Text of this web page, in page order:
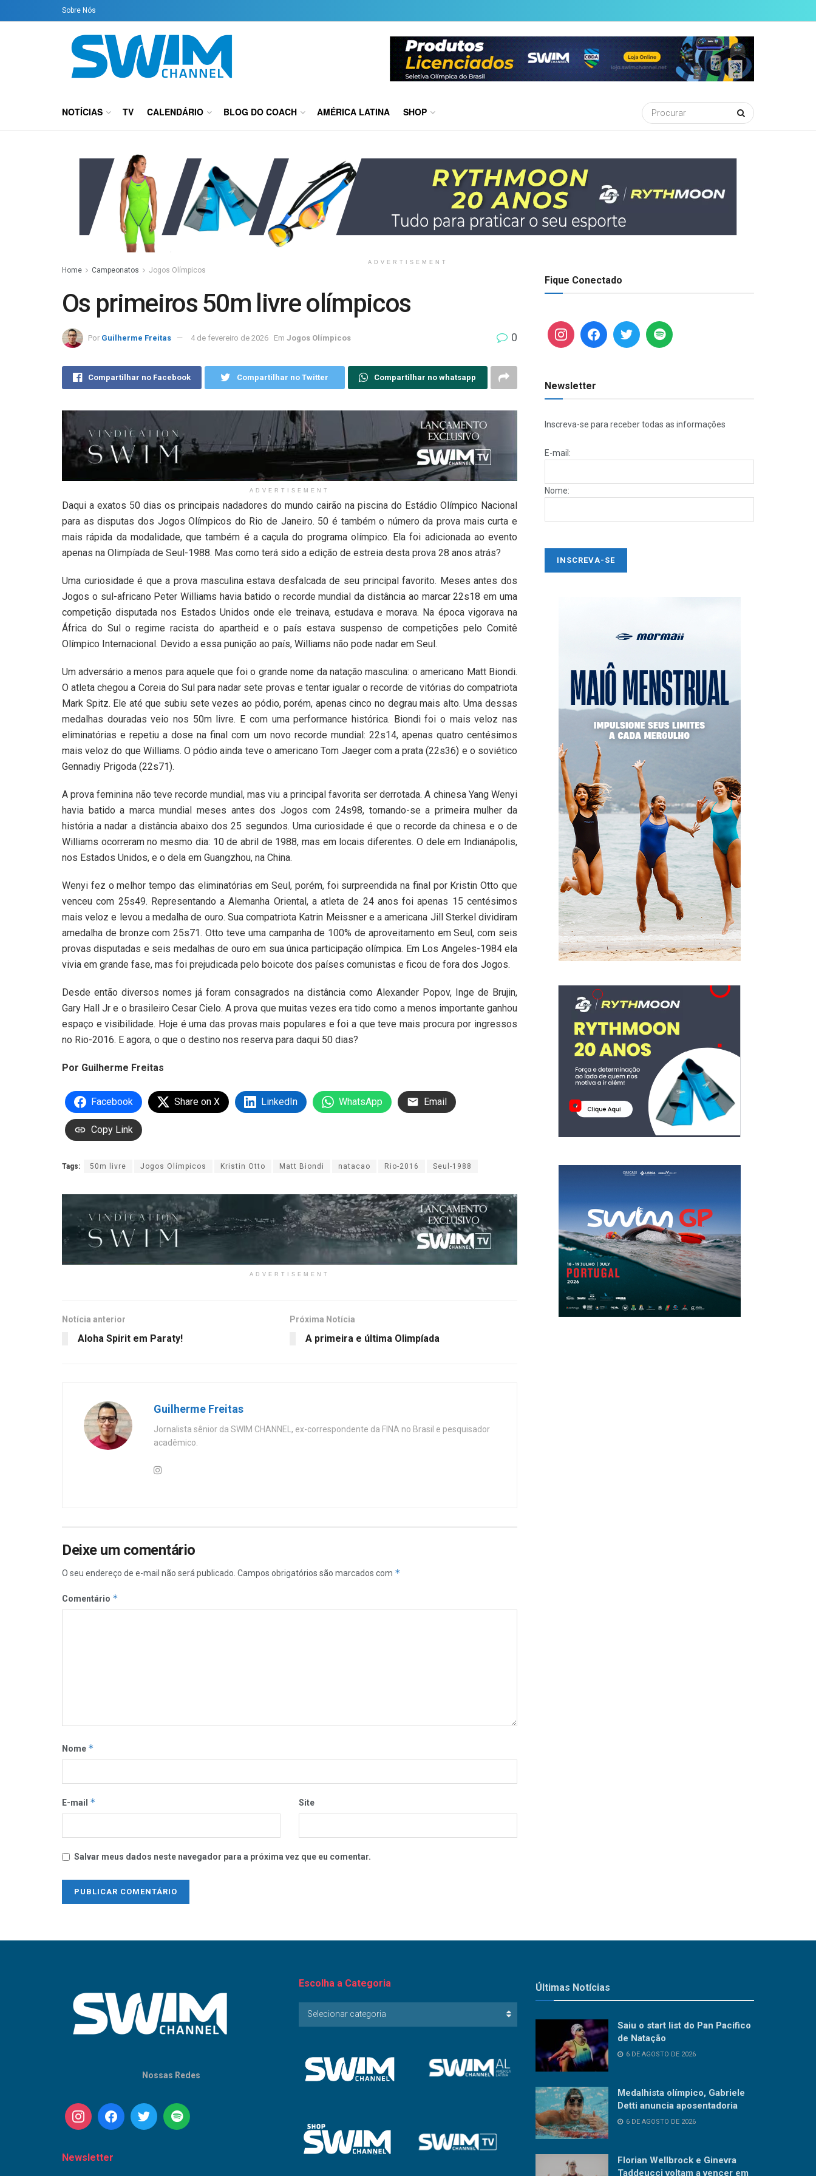
Sobre Nós
NOTÍCIAS TV CALENDÁRIO BLOG DO COACH AMÉRICA LATINA SHOP
ADVERTISEMENT
Home Campeonatos Jogos Olímpicos
Os primeiros 50m livre olímpicos
Por Guilherme Freitas 4 de fevereiro de 2026 Em Jogos Olímpicos 0
Compartilhar no Facebook Compartilhar no Twitter Compartilhar no whatsapp
ADVERTISEMENT
Daqui a exatos 50 dias os principais nadadores do mundo cairão na piscina do Estádio Olímpico Nacional
para as disputas dos Jogos Olímpicos do Rio de Janeiro. 50 é também o número da prova mais curta e
mais rápida da modalidade, que também é a caçula do programa olímpico. Ela foi adicionada ao evento
apenas na Olimpíada de Seul-1988. Mas como terá sido a edição de estreia desta prova 28 anos atrás?
Uma curiosidade é que a prova masculina estava desfalcada de seu principal favorito. Meses antes dos
Jogos o sul-africano Peter Williams havia batido o recorde mundial da distância ao marcar 22s18 em uma
competição disputada nos Estados Unidos onde ele treinava, estudava e morava. Na época vigorava na
África do Sul o regime racista do apartheid e o país estava suspenso de competições pelo Comitê
Olímpico Internacional. Devido a essa punição ao país, Williams não pode nadar em Seul.
Um adversário a menos para aquele que foi o grande nome da natação masculina: o americano Matt Biondi.
O atleta chegou a Coreia do Sul para nadar sete provas e tentar igualar o recorde de vitórias do compatriota
Mark Spitz. Ele até que subiu sete vezes ao pódio, porém, apenas cinco no degrau mais alto. Uma dessas
medalhas douradas veio nos 50m livre. E com uma performance histórica. Biondi foi o mais veloz nas
eliminatórias e repetiu a dose na final com um novo recorde mundial: 22s14, apenas quatro centésimos
mais veloz do que Williams. O pódio ainda teve o americano Tom Jaeger com a prata (22s36) e o soviético
Gennadiy Prigoda (22s71).
A prova feminina não teve recorde mundial, mas viu a principal favorita ser derrotada. A chinesa Yang Wenyi
havia batido a marca mundial meses antes dos Jogos com 24s98, tornando-se a primeira mulher da
história a nadar a distância abaixo dos 25 segundos. Uma curiosidade é que o recorde da chinesa e o de
Williams ocorreram no mesmo dia: 10 de abril de 1988, mas em locais diferentes. O dele em Indianápolis,
nos Estados Unidos, e o dela em Guangzhou, na China.
Wenyi fez o melhor tempo das eliminatórias em Seul, porém, foi surpreendida na final por Kristin Otto que
venceu com 25s49. Representando a Alemanha Oriental, a atleta de 24 anos foi apenas 15 centésimos
mais veloz e levou a medalha de ouro. Sua compatriota Katrin Meissner e a americana Jill Sterkel dividiram
amedalha de bronze com 25s71. Otto teve uma campanha de 100% de aproveitamento em Seul, com seis
provas disputadas e seis medalhas de ouro em sua única participação olímpica. Em Los Angeles-1984 ela
vivia em grande fase, mas foi prejudicada pelo boicote dos países comunistas e ficou de fora dos Jogos.
Desde então diversos nomes já foram consagrados na distância como Alexander Popov, Inge de Brujin,
Gary Hall Jr e o brasileiro Cesar Cielo. A prova que muitas vezes era tido como a menos importante ganhou
espaço e visibilidade. Hoje é uma das provas mais populares e foi a que teve mais procura por ingressos
no Rio-2016. E agora, o que o destino nos reserva para daqui 50 dias?
Por Guilherme Freitas
Facebook Share on X LinkedIn WhatsApp Email
Copy Link
Tags: 50m livre Jogos Olímpicos Kristin Otto Matt Biondi natacao Rio-2016 Seul-1988
ADVERTISEMENT
Notícia anterior
Aloha Spirit em Paraty!
Próxima Notícia
A primeira e última Olimpíada
Guilherme Freitas
Jornalista sênior da SWIM CHANNEL, ex-correspondente da FINA no Brasil e pesquisador
acadêmico.
Deixe um comentário
O seu endereço de e-mail não será publicado. Campos obrigatórios são marcados com *
Comentário *
Nome *
E-mail * Site
Salvar meus dados neste navegador para a próxima vez que eu comentar.
Fique Conectado
Newsletter
Inscreva-se para receber todas as informações
E-mail:
Nome:
Nossas Redes
Newsletter
Escolha a Categoria
Escolha
Selecionar categoria
Últimas Notícias
Saiu o start list do Pan Pacifico
de Natação
6 DE AGOSTO DE 2026
Medalhista olímpico, Gabriele
Detti anuncia aposentadoria
6 DE AGOSTO DE 2026
Florian Wellbrock e Ginevra
Taddeucci voltam a vencer em